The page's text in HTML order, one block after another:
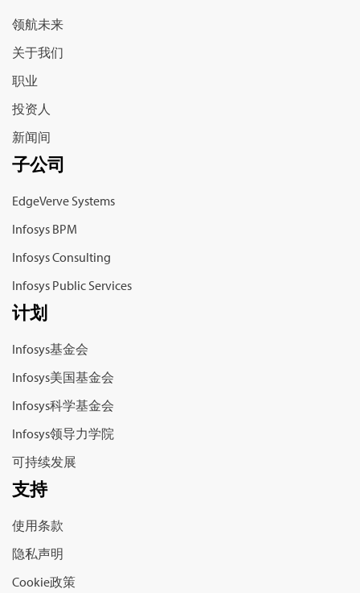
领航未来
关于我们
职业
投资人
新闻间
子公司
EdgeVerve Systems
Infosys BPM
Infosys Consulting
Infosys Public Services
计划
Infosys基金会
Infosys美国基金会
Infosys科学基金会
Infosys领导力学院
可持续发展
支持
使用条款
隐私声明
Cookie政策